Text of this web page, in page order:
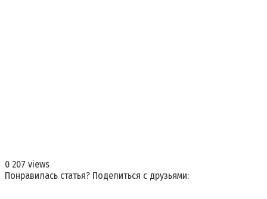
0 207 views
Понравилась статья? Поделиться с друзьями: